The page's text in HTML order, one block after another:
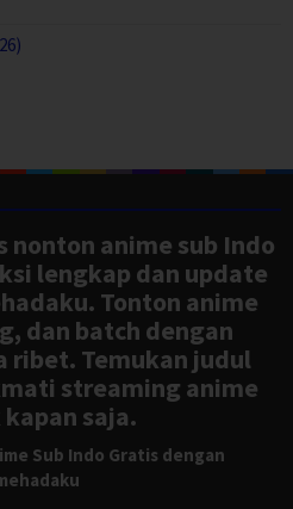
nonton anime sub Indo
lengkap dan update
Tonton anime
dan batch dengan
ribet. Temukan judul
streaming anime
saja.
Sub Indo Gratis dengan